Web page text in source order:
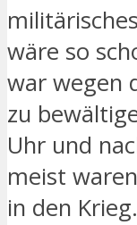
wäre so
war wegen
zu
Uhr und
meist
in den Krieg.